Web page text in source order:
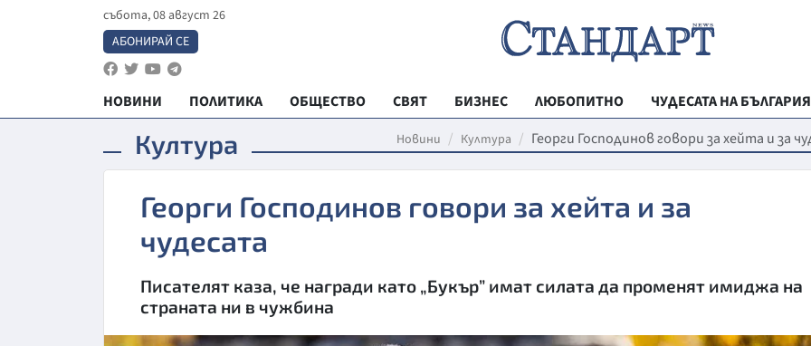
събота, 08 август 26
АБОНИРАЙ СЕ
НОВИНИ ПОЛИТИКА ОБЩЕСТВО СВЯТ БИЗНЕС ЛЮБОПИТНО
ЧУДЕСАТА НА БЪЛГАРИЯ
РЕГИОНАЛНИ
ВЕСТНИК
МОЯТ ГРАД
ТЕХНОЛОГИИ
Култура Новини Култура Георги Господинов говори за хейта и за
Георги Господинов говори за хейта и за
чудесата
Писателят каза, че награди като „Букър” имат силата да променят имиджа на
страната ни в чужбина